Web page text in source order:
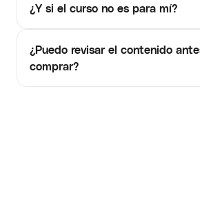
¿Y si el curso no es para mí?
¿Puedo revisar el contenido
comprar?